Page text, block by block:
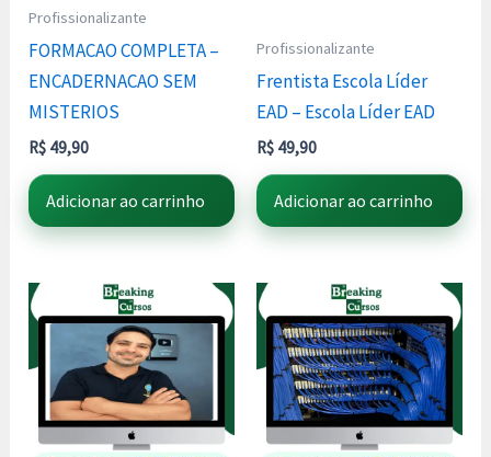
Profissionalizante
FORMACAO COMPLETA –
ENCADERNACAO SEM
MISTERIOS
R$ 49,90
Adicionar ao carrinho
Profissionalizante
Frentista Escola Líder
EAD – Escola Líder EAD
R$ 49,90
Adicionar ao carrinho